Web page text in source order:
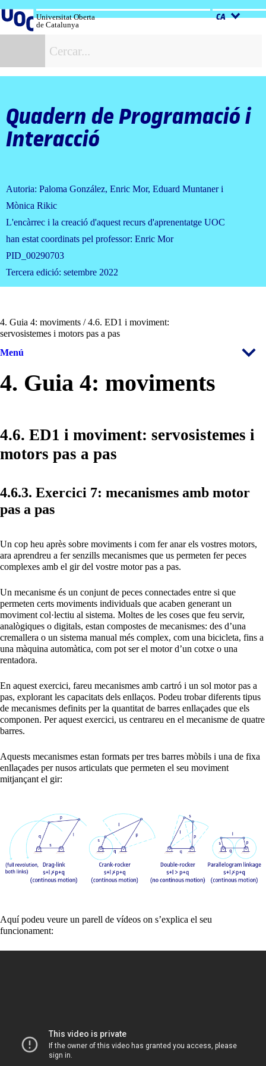
al
contingut
Universitat Oberta
de Catalunya
CA
Quadern de Programació i
Interacció
Autoria: Paloma González, Enric Mor, Eduard Muntaner i
Mònica Rikic
L'encàrrec i la creació d'aquest recurs d'aprenentatge UOC
han estat coordinats pel professor: Enric Mor
PID_00290703
Tercera edició: setembre 2022
4. Guia 4: moviments / 4.6. ED1 i moviment:
servosistemes i motors pas a pas
Menú
4. Guia 4: moviments
4.6. ED1 i moviment: servosistemes i
motors pas a pas
4.6.3. Exercici 7: mecanismes amb motor
pas a pas
Un cop heu après sobre moviments i com fer anar els vostres motors,
ara aprendreu a fer senzills mecanismes que us permeten fer peces
complexes amb el gir del vostre motor pas a pas.
Un mecanisme és un conjunt de peces connectades entre si que
permeten certs moviments individuals que acaben generant un
moviment col·lectiu al sistema. Moltes de les coses que feu servir,
analògiques o digitals, estan compostes de mecanismes: des d’una
cremallera o un sistema manual més complex, com una bicicleta, fins a
una màquina automàtica, com pot ser el motor d’un cotxe o una
rentadora.
En aquest exercici, fareu mecanismes amb cartró i un sol motor pas a
pas, explorant les capacitats dels enllaços. Podeu trobar diferents tipus
de mecanismes definits per la quantitat de barres enllaçades que els
componen. Per aquest exercici, us centrareu en el mecanisme de quatre
barres.
Aquests mecanismes estan formats per tres barres mòbils i una de fixa
enllaçades per nusos articulats que permeten el seu moviment
mitjançant el gir:
Aquí podeu veure un parell de vídeos on s’explica el seu
funcionament: